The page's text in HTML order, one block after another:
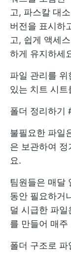
고, 파스칼 대
버전을 표시하
고, 쉽게 액세
하게 유지하세
파일 관리를
있는 치트 시
폴더 정리하기
불필요한 파일
은 보관하여
요.
팀원들은 매달
동안 필요하거
덜 시급한 파
를 만들어 매
폴더 구조로